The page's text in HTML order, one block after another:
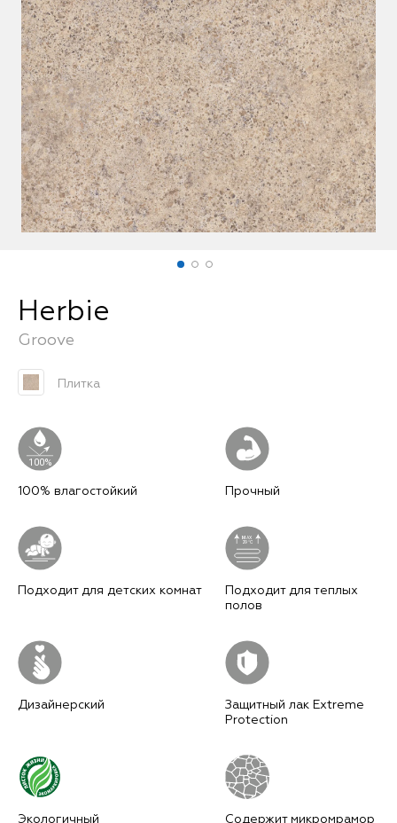
Herbie
Groove
Плитка
100%
100% влагостойкий Прочный
Подходит для детских комнат
MAX
29°C
Подходит для теплых
полов
Дизайнерский
Защитный лак Extreme
Protection
Экологичный Содержит микромрамор
FAQ